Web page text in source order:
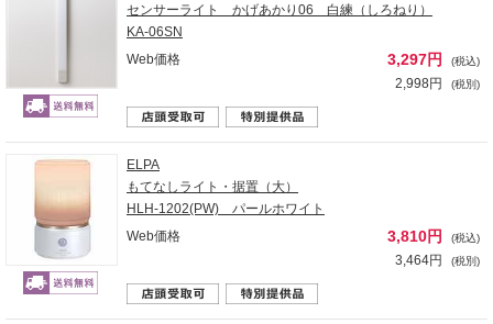
センサーライト かげあかり06 白練（しろねり）
KA-06SN
Web価格
3,297円 (税込)
2,998円 (税別)
ELPA
もてなしライト・据置（大）
HLH-1202(PW) パールホワイト
Web価格
3,810円 (税込)
3,464円 (税別)